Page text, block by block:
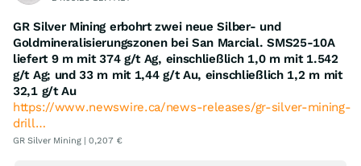
GR Silver Mining erbohrt zwei neue Silber- und
Goldmineralisierungszonen bei San Marcial. SMS25-10A
liefert 9 m mit 374 g/t Ag, einschließlich 1,0 m mit 1.542
g/t Ag; und 33 m mit 1,44 g/t Au, einschließlich 1,2 m mit
32,1 g/t Au
https://www.newswire.ca/news-releases/gr-silver-mining-
drill…
GR Silver Mining | 0,207 €